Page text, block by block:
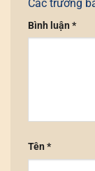
Các trường
Bình luận *
Tên *